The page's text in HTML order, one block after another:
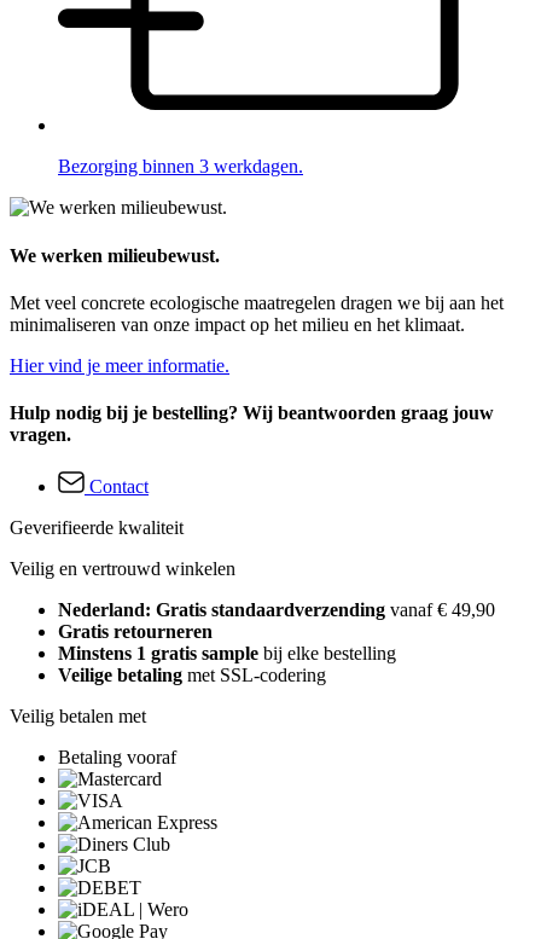
Bezorging binnen 3 werkdagen.
We werken milieubewust.
Met veel concrete ecologische maatregelen dragen we bij aan het
minimaliseren van onze impact op het milieu en het klimaat.
Hier vind je meer informatie.
Hulp nodig bij je bestelling? Wij beantwoorden graag jouw
vragen.
Contact
Geverifieerde kwaliteit
Veilig en vertrouwd winkelen
Nederland: Gratis standaardverzending vanaf € 49,90
Gratis retourneren
Minstens 1 gratis sample bij elke bestelling
Veilige betaling met SSL-codering
Veilig betalen met
Betaling vooraf